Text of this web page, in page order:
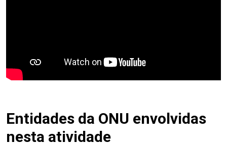
Entidades da ONU envolvidas
nesta atividade